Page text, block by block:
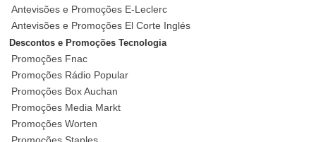
Antevisões e Promoções E-Leclerc
Antevisões e Promoções El Corte Inglés
Descontos e Promoções Tecnologia
Promoções Fnac
Promoções Rádio Popular
Promoções Box Auchan
Promoções Media Markt
Promoções Worten